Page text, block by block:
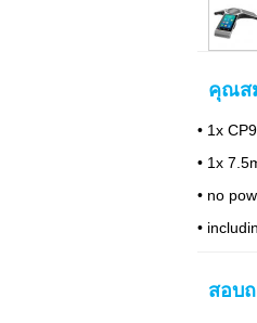
คุณส
• 1x
• 1x
• no
•
สอบ